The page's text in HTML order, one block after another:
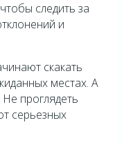
следить за
и
скакать
местах. А
проглядеть
серьезных